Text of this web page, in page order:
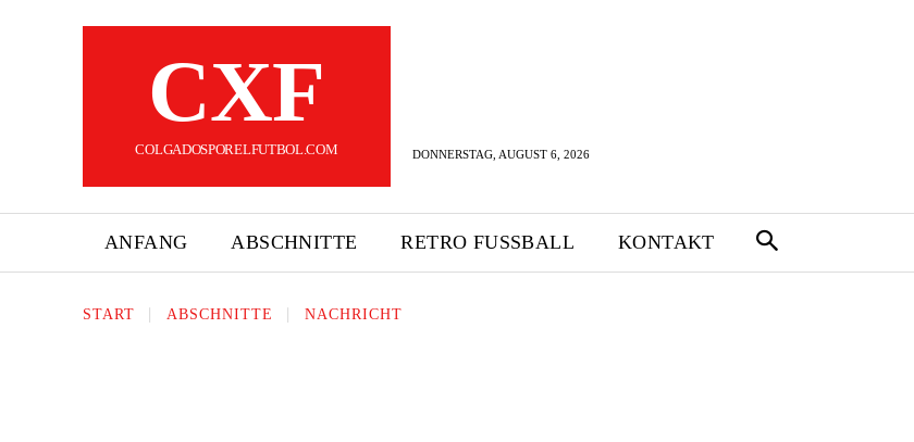
CXF
COLGADOSPORELFUTBOL.COM DONNERSTAG, AUGUST 6, 2026
ANFANG ABSCHNITTE RETRO FUSSBALL KONTAKT
START ABSCHNITTE NACHRICHT